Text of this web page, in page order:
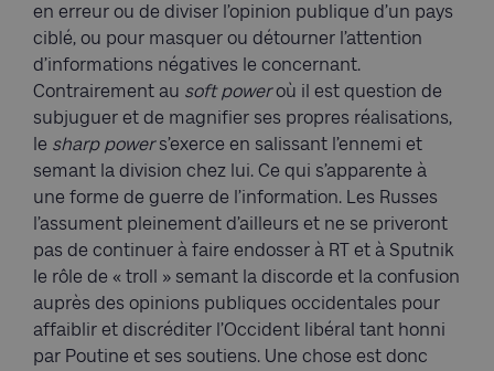
en erreur ou de diviser l’opinion publique d’un pays
ciblé, ou pour masquer ou détourner l’attention
d’informations négatives le concernant.
Contrairement au soft poweroù il est question de
subjuguer et de magnifier ses propres réalisations,
le sharp powers’exerce en salissant l’ennemi et
semant la division chez lui. Ce qui s’apparente à
une forme de guerre de l’information. Les Russes
l’assument pleinement d’ailleurs et ne se priveront
pas de continuer à faire endosser à RT et à Sputnik
le rôle de « troll » semant la discorde et la confusion
auprès des opinions publiques occidentales pour
affaiblir et discréditer l’Occident libéral tant honni
par Poutine et ses soutiens. Une chose est donc